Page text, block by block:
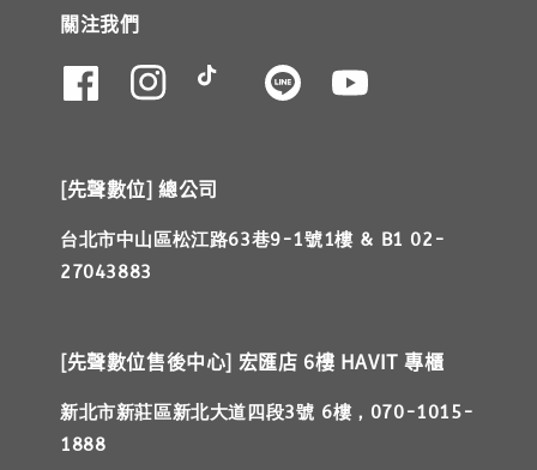
關注我們
[先聲數位] 總公司
台北市中山區松江路63巷9-1號1樓 & B1 02-
27043883
[先聲數位售後中心] 宏匯店 6樓 HAVIT 專櫃
新北市新莊區新北大道四段3號 6樓，070-1015-
1888